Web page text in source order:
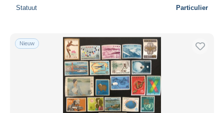
Statuut Particulier
Nieuw